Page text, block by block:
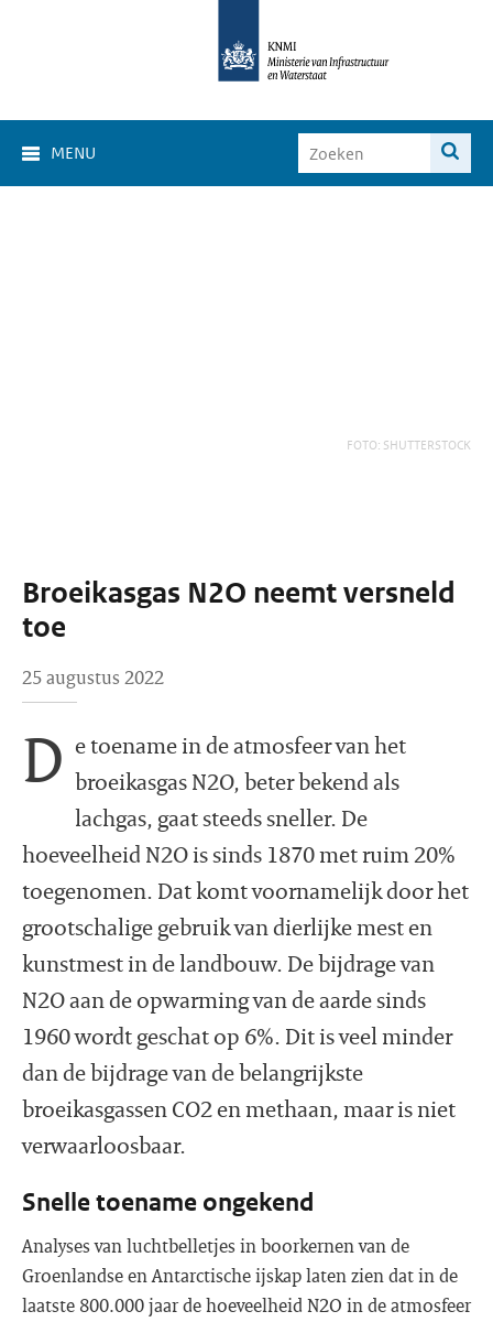
MENU
FOTO: SHUTTERSTOCK
Broeikasgas N2O neemt versneld
toe
25 augustus 2022
D e toename in de atmosfeer van het
broeikasgas N2O, beter bekend als
lachgas, gaat steeds sneller. De
hoeveelheid N2O is sinds 1870 met ruim 20%
toegenomen. Dat komt voornamelijk door het
grootschalige gebruik van dierlijke mest en
kunstmest in de landbouw. De bijdrage van
N2O aan de opwarming van de aarde sinds
1960 wordt geschat op 6%. Dit is veel minder
dan de bijdrage van de belangrijkste
broeikasgassen CO2 en methaan, maar is niet
verwaarloosbaar.
Snelle toename ongekend
Analyses van luchtbelletjes in boorkernen van de
Groenlandse en Antarctische ijskap laten zien dat in de
laatste 800.000 jaar de hoeveelheid N2O in de atmosfeer